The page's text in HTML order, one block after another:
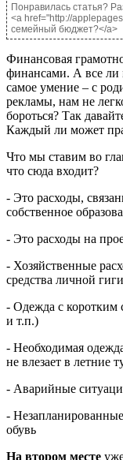
Понравилась статья?
<a href="http://
семейный бюджет?</a>
Финансовая
финансами. А все ли
самое умение – с
рекламы, нам не
бороться? Так
Каждый ли может
Что мы ставим во
что сюда входит?
- Это расходы,
собственное
- Это расходы на
- Хозяйственные
средства личной
- Одежда с коротким
и т.п.)
- Необходимая
не влезает в летние
- Аварийные
-
обувь
На втором месте